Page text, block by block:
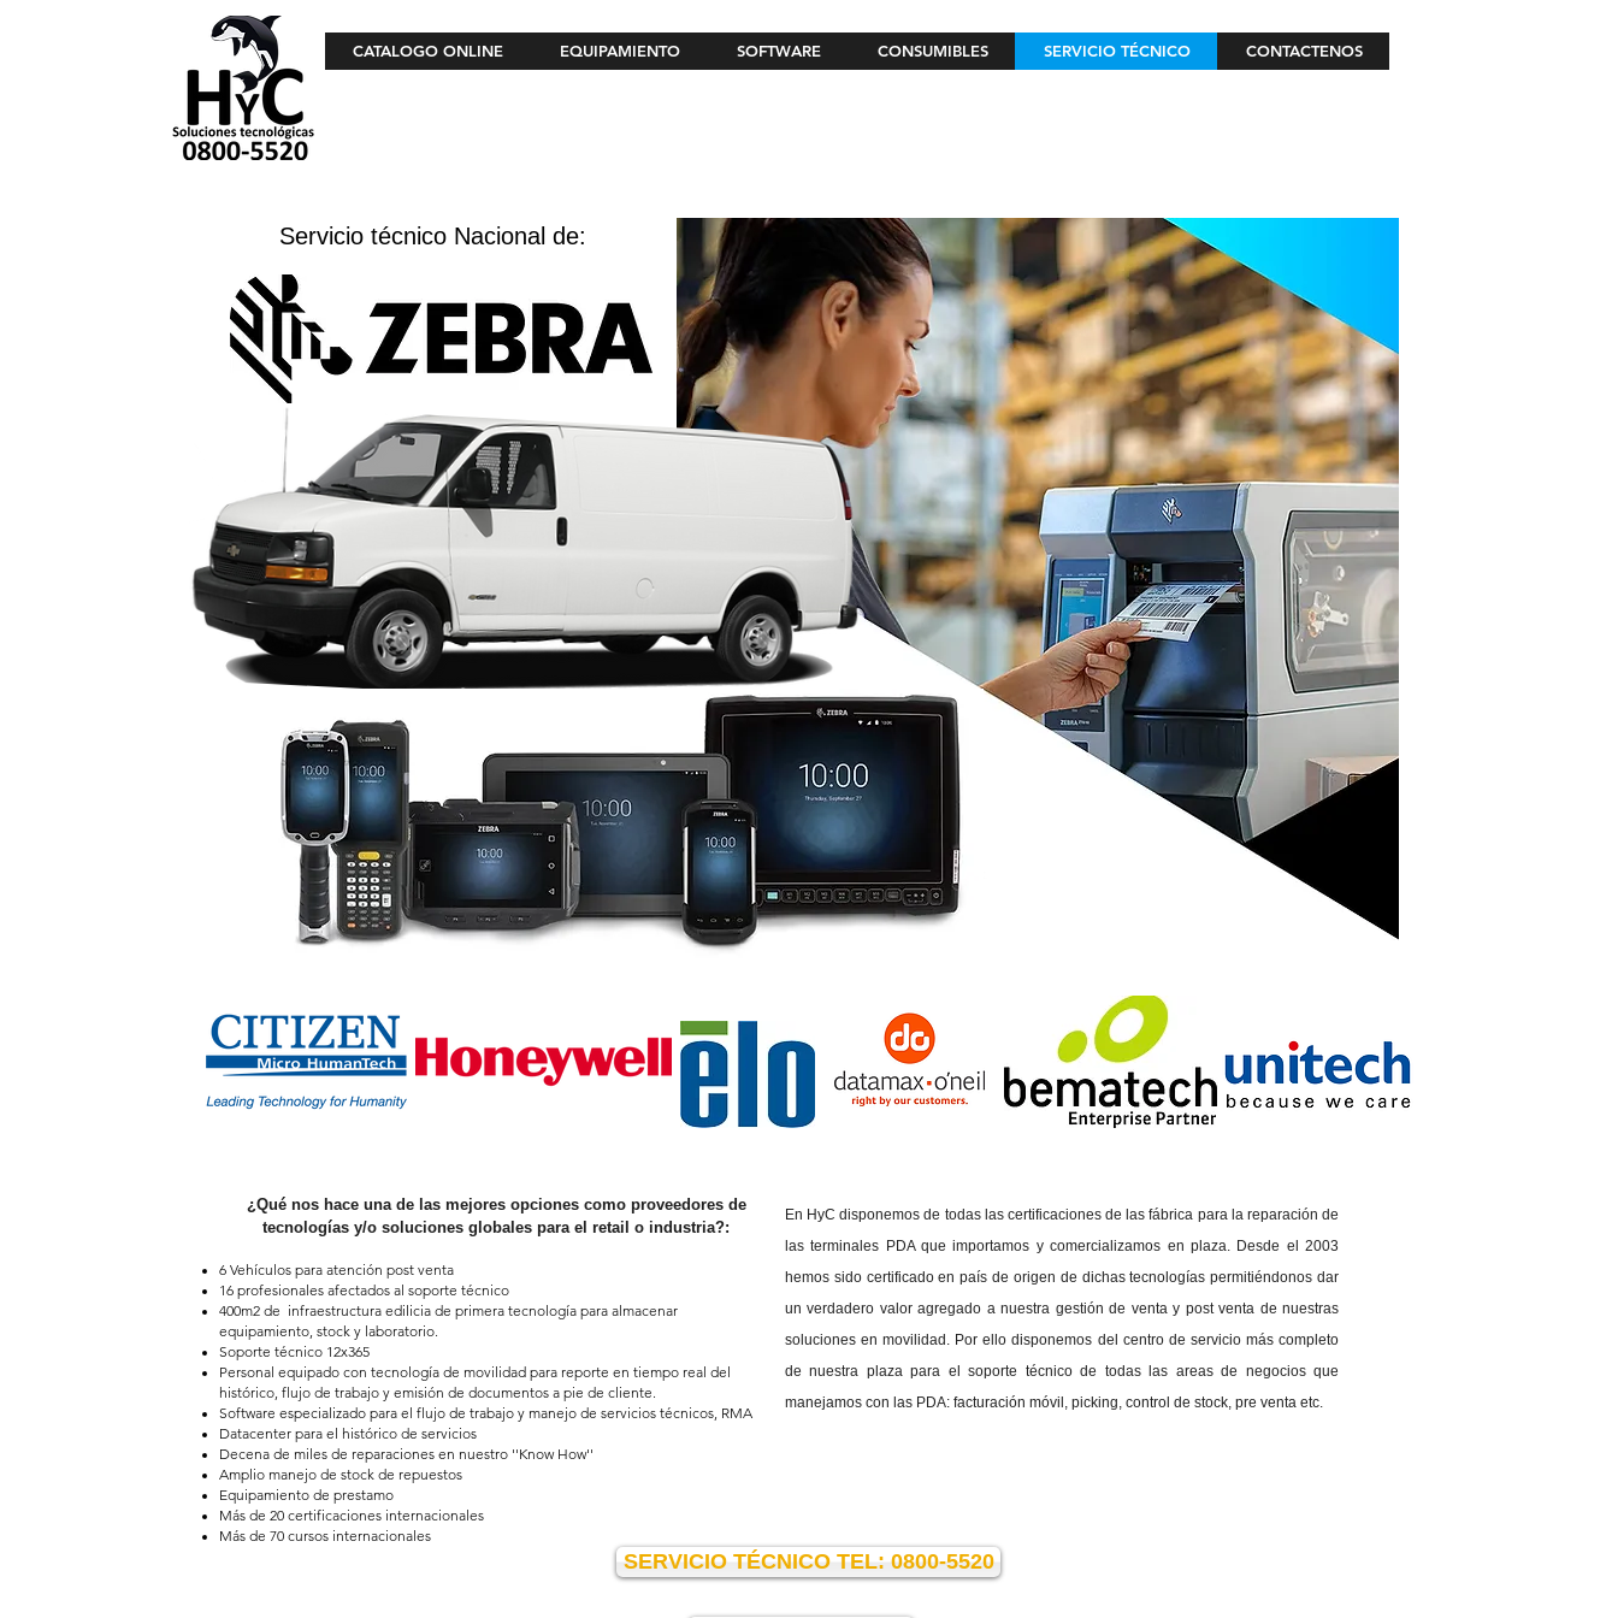
CATALOGO ONLINE EQUIPAMIENTO SOFTWARE CONSUMIBLES SERVICIO TÉCNICO CONTACTENOS
Servicio técnico Nacional de:
¿Qué nos hace una de las mejores opciones como proveedores de
tecnologías y/o soluciones globales para el retail o industria?:
6 Vehículos para atención post venta
16 profesionales afectados al soporte técnico
400m2 de infraestructura edilicia de primera tecnología para almacenar
equipamiento, stock y laboratorio.
Soporte técnico 12x365
Personal equipado con tecnología de movilidad para reporte en tiempo real del
histórico, flujo de trabajo y emisión de documentos a pie de cliente.
Software especializado para el flujo de trabajo y manejo de servicios técnicos, RMA
Datacenter para el histórico de servicios
Decena de miles de reparaciones en nuestro ''Know How''
Amplio manejo de stock de repuestos
Equipamiento de prestamo
Más de 20 certificaciones internacionales
Más de 70 cursos internacionales
En HyC disponemos de todas las certificaciones de las fábrica para la reparación de
las terminales PDA que importamos y comercializamos en plaza. Desde el 2003
hemos sido certificado en país de origen de dichas tecnologías permitiéndonos dar
un verdadero valor agregado a nuestra gestión de venta y post venta de nuestras
soluciones en movilidad. Por ello disponemos del centro de servicio más completo
de nuestra plaza para el soporte técnico de todas las areas de negocios que
manejamos con las PDA: facturación móvil, picking, control de stock, pre venta etc.
SERVICIO TÉCNICO TEL: 0800-5520